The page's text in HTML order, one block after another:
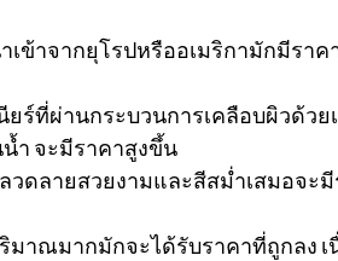
เข้าจากยุโรปหรืออเมริกามักมีรา
นียร์ที่ผ่านกระบวนการเคลือบผิวด้วย
น้ำ จะมีราคาสูงขึ้น
วดลายสวยงามและสีสม่ำเสมอจะ
มาณมากมักจะได้รับราคาที่ถูกลง